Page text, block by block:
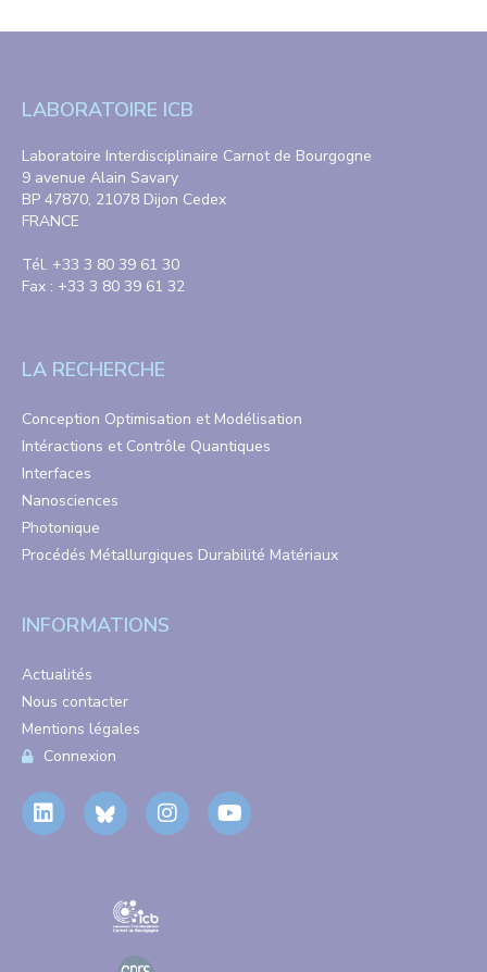
LABORATOIRE ICB
Laboratoire Interdisciplinaire Carnot de Bourgogne
9 avenue Alain Savary
BP 47870, 21078 Dijon Cedex
FRANCE
Tél. +33 3 80 39 61 30
Fax : +33 3 80 39 61 32
LA RECHERCHE
Conception Optimisation et Modélisation
Intéractions et Contrôle Quantiques
Interfaces
Nanosciences
Photonique
Procédés Métallurgiques Durabilité Matériaux
INFORMATIONS
Actualités
Nous contacter
Mentions légales
Connexion